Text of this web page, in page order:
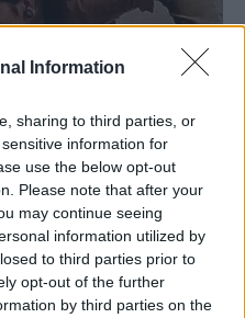
Information
sharing to third parties, or
information for
use the below opt-out
Please note that after your
may continue seeing
information utilized by
to third parties prior to
opt-out of the further
by third parties on the